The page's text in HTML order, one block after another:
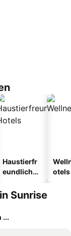
Haustierfr
eundliche
otels
Sunrise
...